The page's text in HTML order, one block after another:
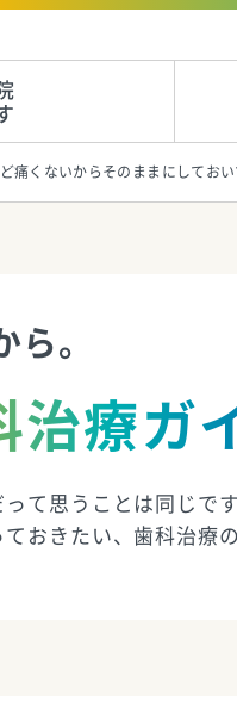
痛くないからそのままにしておい
ら。
治療ガ
て思うことは同じです
おきたい、歯科治療